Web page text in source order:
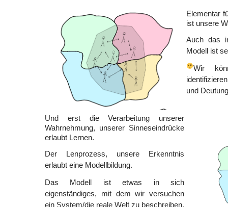
Elementar
ist unsere
Auch das
Modell ist
Wir
und
Und erst die Verarbeitung unserer
Wahrnehmung, unserer Sinneseindrücke
erlaubt Lernen.
Der Lenprozess, unsere Erkenntnis
erlaubt eine Modellbildung.
Das Modell ist etwas in sich
eigenständiges, mit dem wir versuchen
ein System/die reale Welt zu beschreiben.